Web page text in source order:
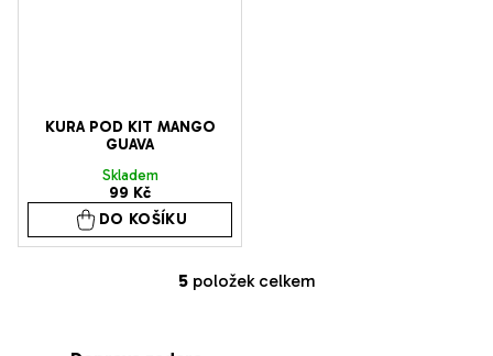
KURA POD KIT MANGO
GUAVA
Skladem
99 Kč
DO KOŠÍKU
O
5položek celkem